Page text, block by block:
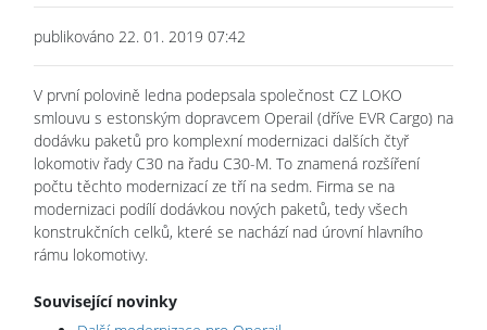
publikováno 22. 01. 2019 07:42
V první polovině ledna podepsala společnost CZ LOKO
smlouvu s estonským dopravcem Operail (dříve EVR Cargo) na
dodávku paketů pro komplexní modernizaci dalších čtyř
lokomotiv řady C30 na řadu C30-M. To znamená rozšíření
počtu těchto modernizací ze tří na sedm. Firma se na
modernizaci podílí dodávkou nových paketů, tedy všech
konstrukčních celků, které se nachází nad úrovní hlavního
rámu lokomotivy.
Související novinky